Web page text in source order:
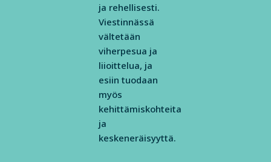
ja rehellisesti.
Viestinnässä
vältetään
viherpesua ja
liioittelua, ja
esiin tuodaan
myös
kehittämiskohteita
ja
keskeneräisyyttä.